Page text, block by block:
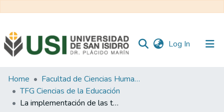
Log In (current)
Communities
&
Collections
Home
Facultad de Ciencias Humanas y Sociales
TFG Ciencias de la Educación
La implementación de las tutorías en la escuela secundaria y la formación integral de los jóvenes